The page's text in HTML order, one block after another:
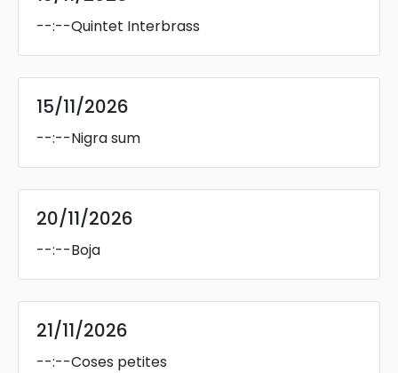
--:--Quintet Interbrass
15/11/2026
--:--Nigra sum
20/11/2026
--:--Boja
21/11/2026
--:--Coses petites